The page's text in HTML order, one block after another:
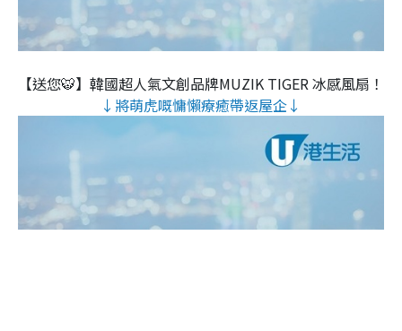
【送您🐯】韓國超人氣文創品牌MUZIK TIGER 冰感風扇！
↓將萌虎嘅慵懶療癒帶返屋企↓